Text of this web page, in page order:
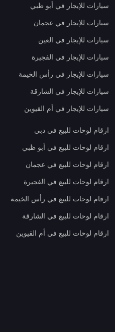
سيارات للإيجار في أبو ظبي
سيارات للإيجار في عجمان
سيارات للإيجار في العين
سيارات للإيجار في الفجيرة
سيارات للإيجار في رأس الخيمة
سيارات للإيجار في الشارقة
سيارات للإيجار في أم القيوين
ارقام لوحات للبيع في دبي
ارقام لوحات للبيع في أبو ظبي
ارقام لوحات للبيع في عجمان
ارقام لوحات للبيع في الفجيرة
ارقام لوحات للبيع في رأس الخيمة
ارقام لوحات للبيع في الشارقة
ارقام لوحات للبيع في أم القيوين